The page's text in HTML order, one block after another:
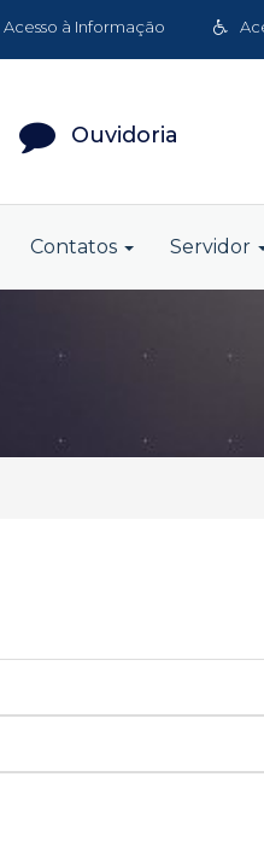
Acesso à Informação
Ouvidoria
Contatos Servidor